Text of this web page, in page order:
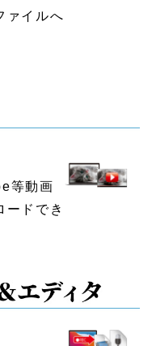
ァイルへ
等動画
ードでき